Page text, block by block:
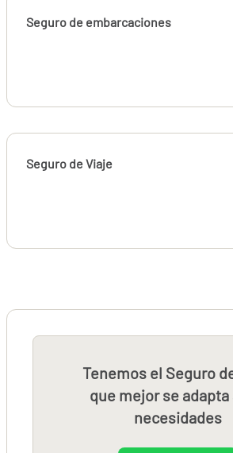
Seguro de embarcaciones
Seguro de Viaje
Tenemos el Seguro
que mejor se adapta
necesidades